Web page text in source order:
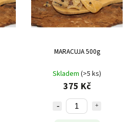
MARACUJA 500g
Skladem (>5 ks)
375 Kč